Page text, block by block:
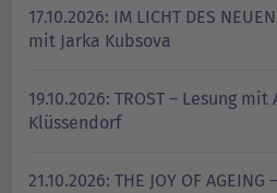
17.10.2026: IM LICHT DES
mit Jarka Kubsova
19.10.2026: TROST – Lesung
Klüssendorf
21.10.2026: THE JOY OF